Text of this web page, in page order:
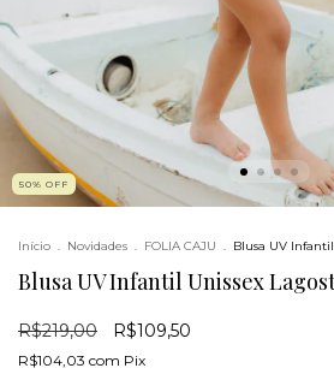
50% OFF
Início . Novidades . FOLIA CAJU . Blusa UV
Blusa UV Infantil Unissex
R$219,00 R$109,50
R$104,03 com Pix